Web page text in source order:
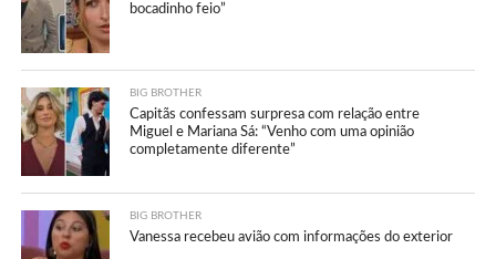
bocadinho feio”
BIG BROTHER
Capitãs confessam surpresa com relação entre
Miguel e Mariana Sá: “Venho com uma opinião
completamente diferente”
BIG BROTHER
Vanessa recebeu avião com informações do exterior